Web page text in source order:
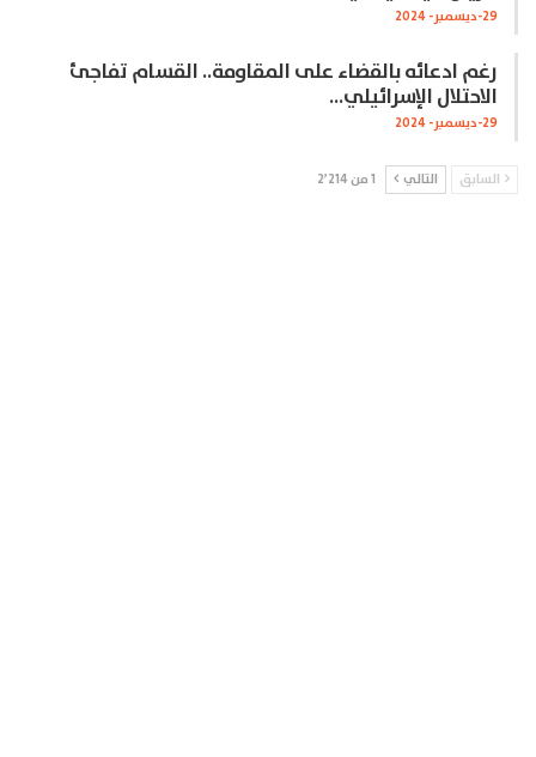
29-ديسمبر- 2024
رغم ادعائه بالقضاء على المقاومة.. القسام تفاجئ
الاحتلال الإسرائيلي…
29-ديسمبر- 2024
السابق التالي 1 من 2٬214